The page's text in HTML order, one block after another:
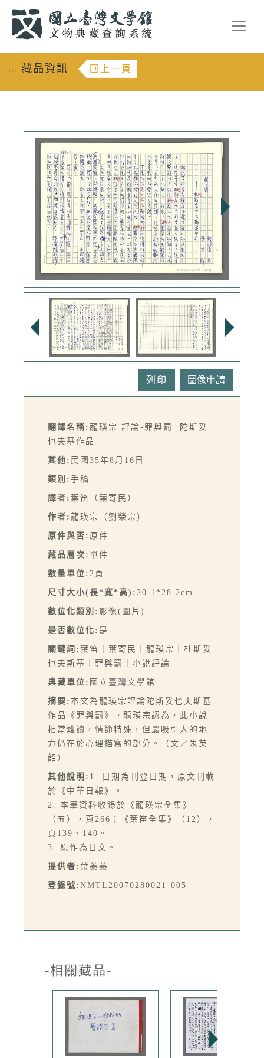
::: 藏品資訊 回上一頁
列印
翻譯名稱: 龍瑛宗 評論-罪與罰─陀斯妥
也夫基作品
其他: 民國35年8月16日
類別: 手稿
譯者: 葉笛（葉寄民）
作者: 龍瑛宗（劉榮宗）
原件與否: 原件
藏品層次: 單件
數量單位: 2頁
尺寸大小(長*寬*高): 20.1*28.2cm
數位化類別: 影像(圖片)
是否數位化: 是
關鍵詞: 葉笛｜葉寄民｜龍瑛宗｜杜斯妥
也夫斯基｜罪與罰｜小說評論
典藏單位: 國立臺灣文學館
摘要: 本文為龍瑛宗評論陀斯妥也夫斯基
作品《罪與罰》。龍瑛宗認為，此小說
相當難讀，情節特殊，但最吸引人的地
方仍在於心理描寫的部分。（文／朱英
韶）
其他說明: 1. 日期為刊登日期，原文刊載
於《中華日報》。
2. 本筆資料收錄於《龍瑛宗全集》
（五），頁266；《葉笛全集》（12），
頁139、140。
3. 原作為日文。
提供者: 葉蓁蓁
登錄號: NMTL20070280021-005
-相關藏品-